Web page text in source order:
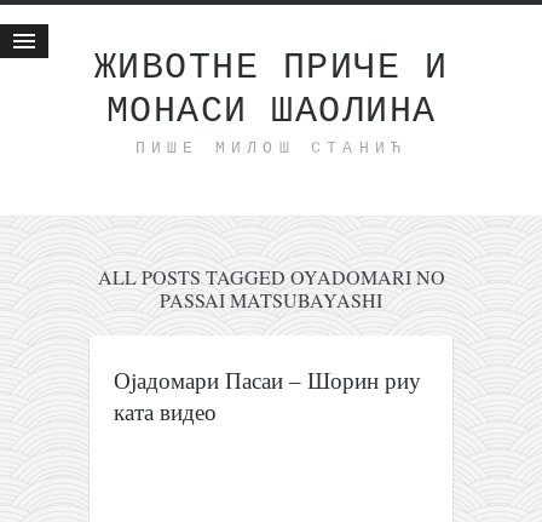
ЖИВОТНЕ ПРИЧЕ И
МОНАСИ ШАОЛИНА
ПИШЕ МИЛОШ СТАНИЋ
Животне приче
интернет пословање
исхраном до здравља
мој хаику
бонус садржај
светлопис
духовни отац
ALL POSTS TAGGED OYADOMARI NO
PASSAI MATSUBAYASHI
Оjадомари Пасаи – Шорин риу
ката видео